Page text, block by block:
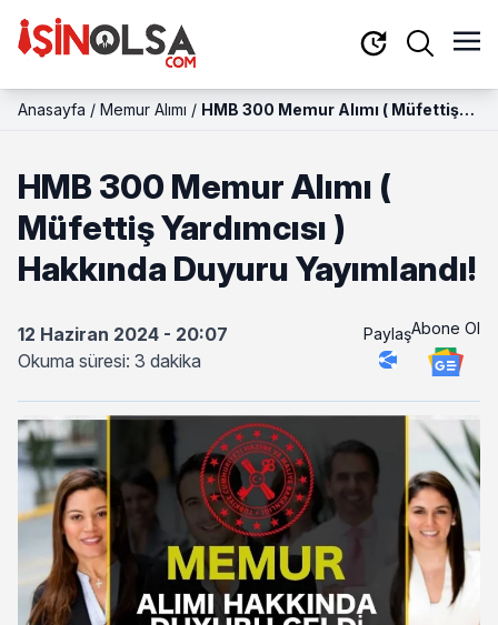
Anasayfa / Memur Alımı / HMB 300 Memur Alımı ( Müfettiş
HMB 300 Memur Alımı (
Müfettiş Yardımcısı )
Hakkında Duyuru Yayımlandı!
12 Haziran 2024 - 20:07
Okuma süresi: 3 dakika
PaylaşAbone Ol